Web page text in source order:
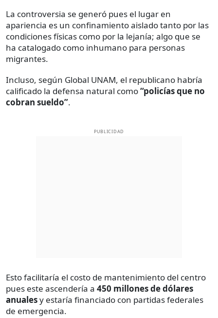
La controversia se generó pues el lugar en
apariencia es un confinamiento aislado tanto por las
condiciones físicas como por la lejanía; algo que se
ha catalogado como inhumano para personas
migrantes.
Incluso, según Global UNAM, el republicano habría
calificado la defensa natural como“policías que no
cobran sueldo”.
PUBLICIDAD
Esto facilitaría el costo de mantenimiento del centro
pues este ascendería a 450 millones de dólares
anualesy estaría financiado con partidas federales
de emergencia.